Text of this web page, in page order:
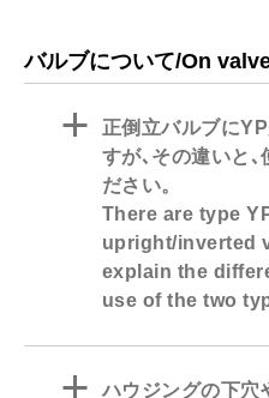
バルブについて/On
a
正倒立バルブに
すが､その違いと､
ださい。
There are type
upright/inverted
explain the
use of the two
a
ハウジングの下穴